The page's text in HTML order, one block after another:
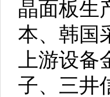
晶面板生
本、韩国
上游设
子、三井